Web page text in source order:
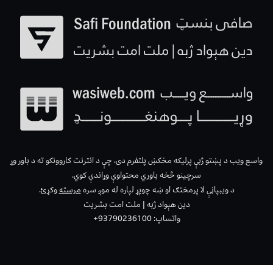
واسع ویب د پښتو ژبې پرلیکه مخکښ پلتفرم دی، چې د انترنت کاروونکو ته د باور وړ
سرچینو څخه باوري محتواوې وړاندې کوي.
د ویبپاڼې لا پرمختګ او ښه چوپړ لپاره له موږ سرهمرستهوکړئ.
دین هېواد ژبه | ملت امت بشریت
واتساپ: 93790236100+